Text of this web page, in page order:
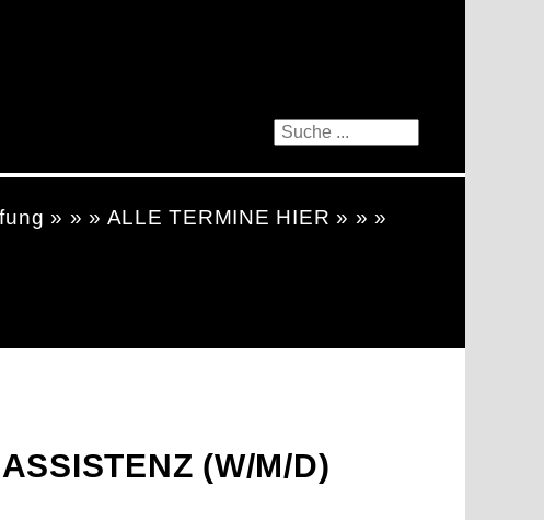
» » » ALLE TERMINE HIER » » »
(W/M/D)